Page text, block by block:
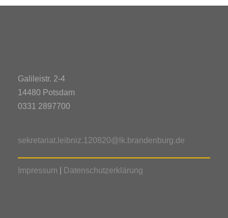
Galileistr. 2-4
14480 Potsdam
0331 2897700
sekretariat.leibniz.120820@lk.brandenburg.de
Impressum Datenschutzerklärung